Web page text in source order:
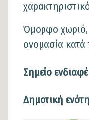
Όμορφο χωριό,
ονομασία κατά
Σημείο
Δημοτική